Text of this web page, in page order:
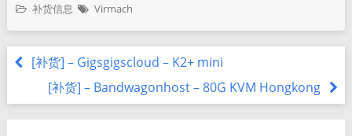
补货信息
Virmach
[补货] – Gigsgigscloud – K2+ mini
[补货] – Bandwagonhost – 80G KVM Hongkong